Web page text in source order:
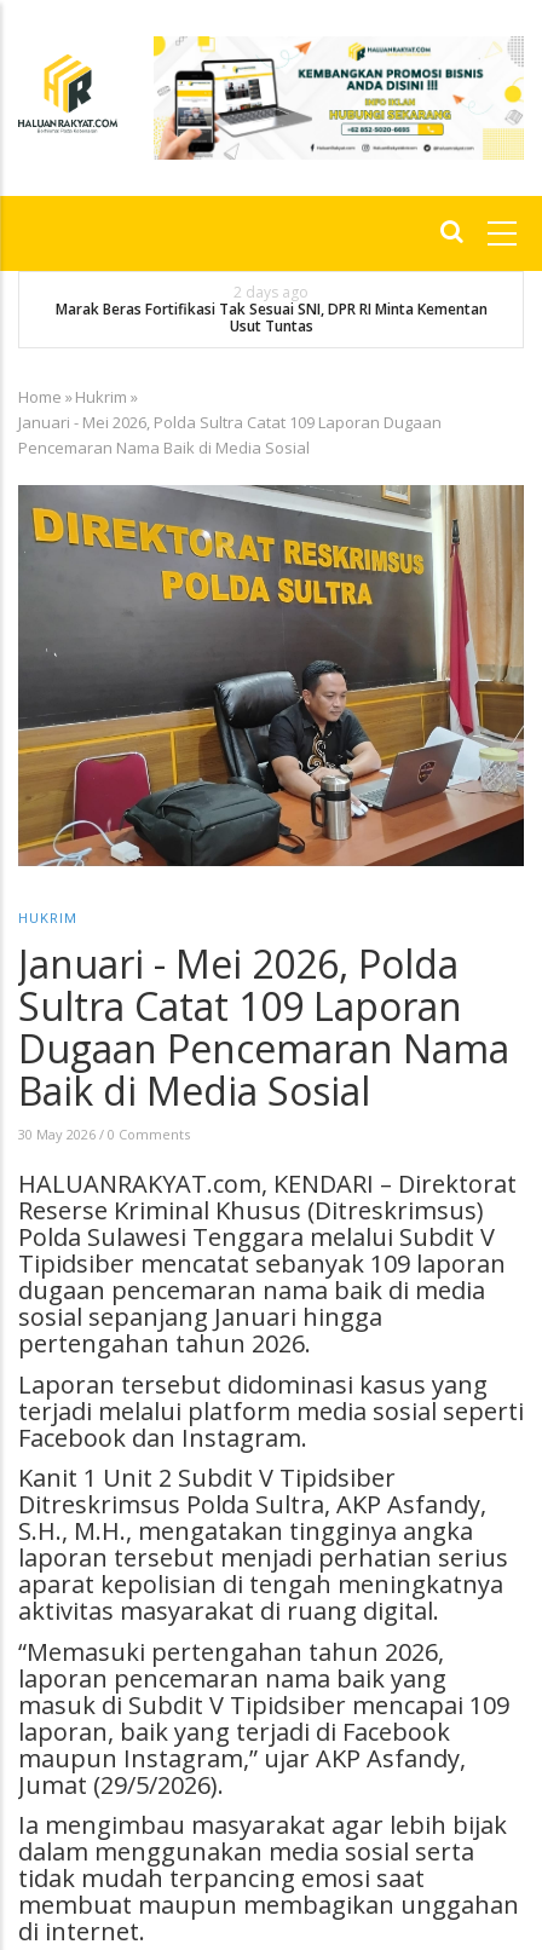
content
2 days ago
Marak Beras Fortifikasi Tak Sesuai SNI, DPR RI Minta Kementan
Usut Tuntas
Breadcrumb
Home »Hukrim »
Januari - Mei 2026, Polda Sultra Catat 109 Laporan Dugaan
Pencemaran Nama Baik di Media Sosial
HUKRIM
Januari - Mei 2026, Polda
Sultra Catat 109 Laporan
Dugaan Pencemaran Nama
Baik di Media Sosial
30 May 2026 / 0 Comments
HALUANRAKYAT.com, KENDARI – Direktorat
Reserse Kriminal Khusus (Ditreskrimsus)
Polda Sulawesi Tenggara melalui Subdit V
Tipidsiber mencatat sebanyak 109 laporan
dugaan pencemaran nama baik di media
sosial sepanjang Januari hingga
pertengahan tahun 2026.
Laporan tersebut didominasi kasus yang
terjadi melalui platform media sosial seperti
Facebook dan Instagram.
Kanit 1 Unit 2 Subdit V Tipidsiber
Ditreskrimsus Polda Sultra, AKP Asfandy,
S.H., M.H., mengatakan tingginya angka
laporan tersebut menjadi perhatian serius
aparat kepolisian di tengah meningkatnya
aktivitas masyarakat di ruang digital.
“Memasuki pertengahan tahun 2026,
laporan pencemaran nama baik yang
masuk di Subdit V Tipidsiber mencapai 109
laporan, baik yang terjadi di Facebook
maupun Instagram,” ujar AKP Asfandy,
Jumat (29/5/2026).
Ia mengimbau masyarakat agar lebih bijak
dalam menggunakan media sosial serta
tidak mudah terpancing emosi saat
membuat maupun membagikan unggahan
di internet.